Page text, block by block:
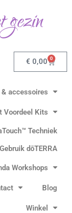
gezin
€ 0,00 0
& accessoires
Voordeel Kits
Techniek
Gebruik dōTERRA
Workshops
Blog
Winkel